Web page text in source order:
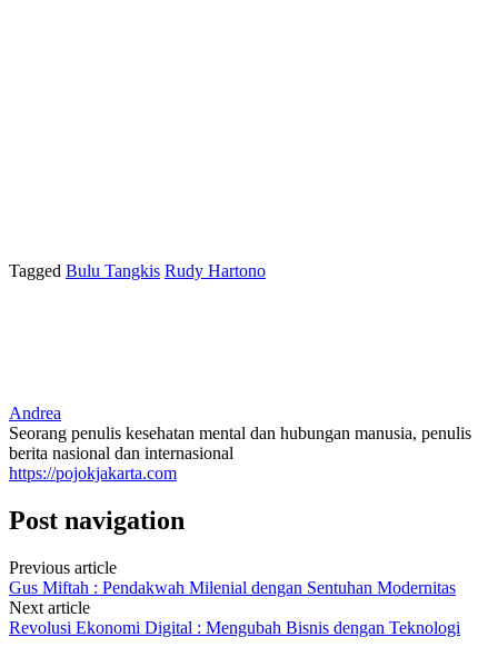
Tagged Bulu Tangkis Rudy Hartono
Andrea
Seorang penulis kesehatan mental dan hubungan manusia, penulis
berita nasional dan internasional
https://pojokjakarta.com
Post navigation
Previous article
Gus Miftah : Pendakwah Milenial dengan Sentuhan Modernitas
Next article
Revolusi Ekonomi Digital : Mengubah Bisnis dengan Teknologi